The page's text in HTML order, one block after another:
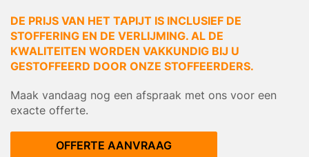
DE PRIJS VAN HET TAPIJT IS INCLUSIEF DE
STOFFERING EN DE VERLIJMING. AL DE
KWALITEITEN WORDEN VAKKUNDIG BIJ U
GESTOFFEERD DOOR ONZE STOFFEERDERS.
Maak vandaag nog een afspraak met ons voor een
exacte offerte.
OFFERTE AANVRAAG